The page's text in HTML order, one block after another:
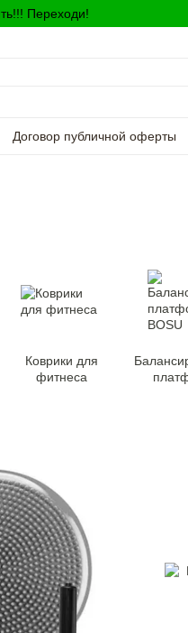
Переходи!
Договор публичной оферты
Коврики для
фитнеса